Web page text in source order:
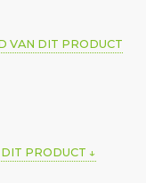
VAN DIT PRODUCT
PRODUCT